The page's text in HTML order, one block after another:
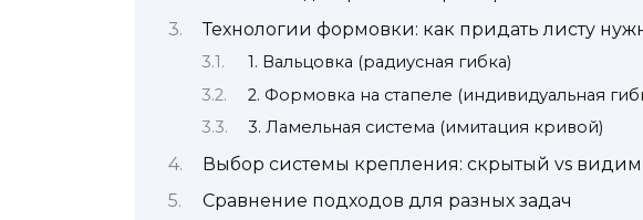
Технологии формовки: как придать листу
1. Вальцовка (радиусная гибка)
2. Формовка на стапеле (индивидуальная
3. Ламельная система (имитация кривой)
Выбор системы крепления: скрытый vs
Сравнение подходов для разных задач